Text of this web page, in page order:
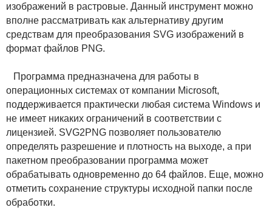
изображений в растровые. Данный инструмент можно
вполне рассматривать как альтернативу другим
средствам для преобразования SVG изображений в
формат файлов PNG.
Программа предназначена для работы в
операционных системах от компании Microsoft,
поддерживается практически любая система Windows и
не имеет никаких ограничений в соответствии с
лицензией. SVG2PNG позволяет пользователю
определять разрешение и плотность на выходе, а при
пакетном преобразовании программа может
обрабатывать одновременно до 64 файлов. Еще, можно
отметить сохранение структуры исходной папки после
обработки.